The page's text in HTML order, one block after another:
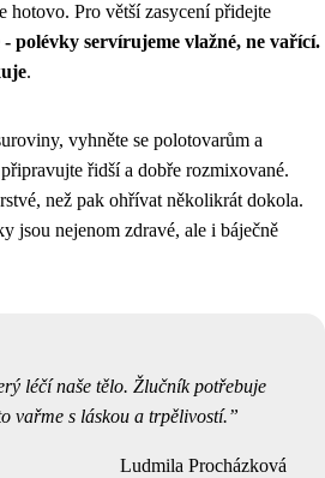
hotovo. Pro větší zasycení přidejte
polévky servírujeme vlažné, ne vařící.
.
vyhněte se polotovarům a
řidší a dobře rozmixované.
než pak ohřívat několikrát dokola.
jsou nejenom zdravé, ale i báječně
léčí naše tělo. Žlučník potřebuje
vařme s láskou a trpělivostí.
Ludmila Procházková